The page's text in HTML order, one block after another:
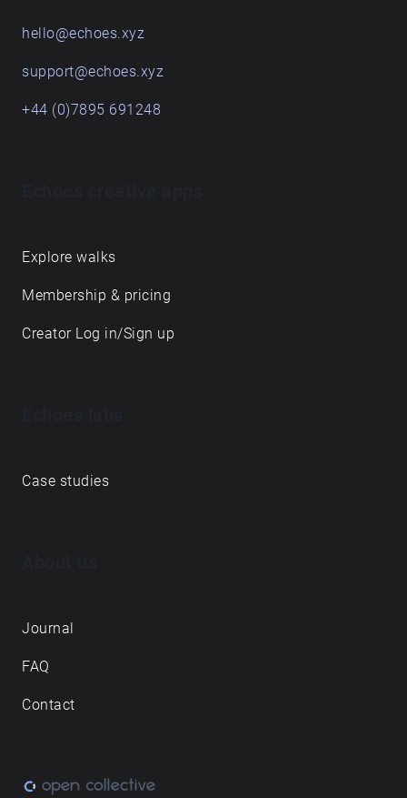
hello@echoes.xyz
support@echoes.xyz
+44 (0)7895 691248
Explore walks
Membership & pricing
Creator Log in/Sign up
Case studies
Journal
FAQ
Contact